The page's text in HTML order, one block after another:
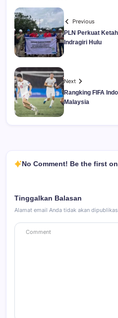
Previous
PLN Perkuat
Indragiri Hulu
Next
Rangking FIFA
Malaysia
No Comment! Be the first
Tinggalkan Balasan
Alamat email Anda tidak akan